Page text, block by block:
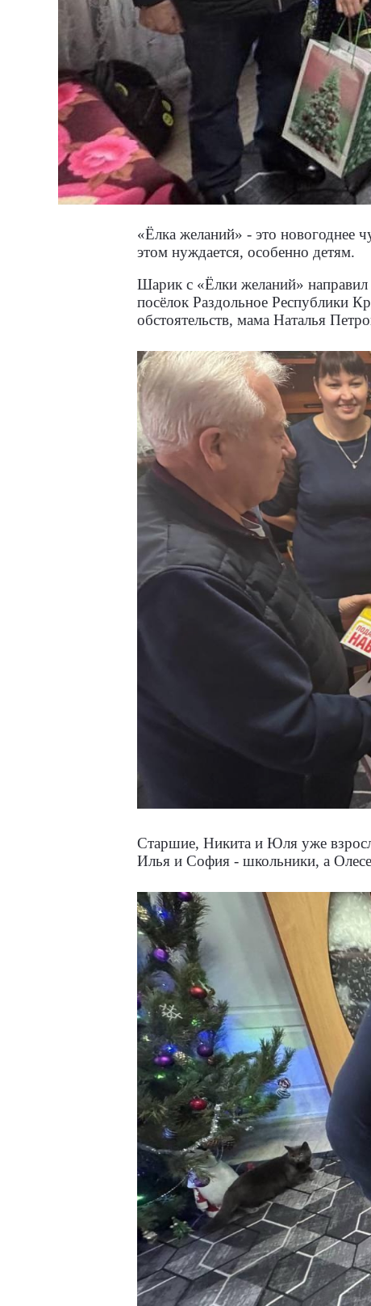
«Ёлка желаний» - это новогоднее
этом нуждается, особенно детям.
Шарик с «Ёлки желаний» направил
посёлок Раздольное Республики
обстоятельств, мама Наталья
Старшие, Никита и Юля уже
Илья и София - школьники, а Олесе